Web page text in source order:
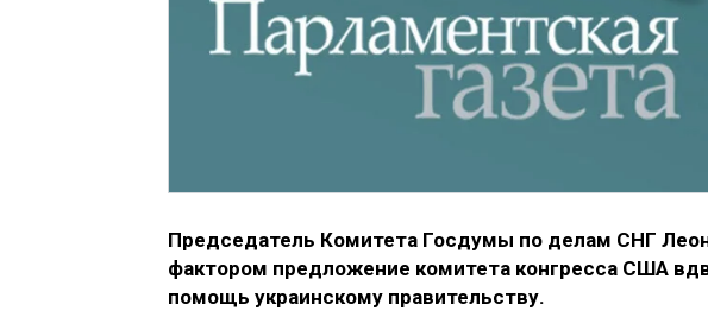
Председатель Комитета Госдумы по делам СНГ
фактором предложение комитета конгресса США
помощь украинскому правительству.